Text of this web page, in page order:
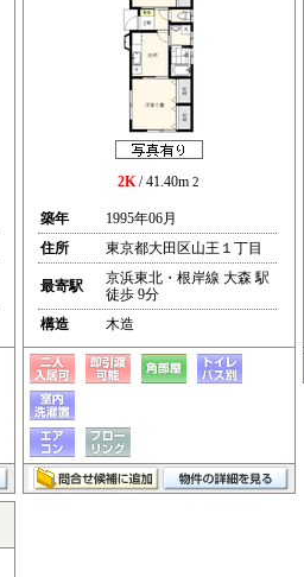
2K/ 41.40m 2
築年
1995年06月
住所
東京都大田区山王１丁目
最寄駅
京浜東北・根岸線 大森 駅
徒歩 9分
構造
木造